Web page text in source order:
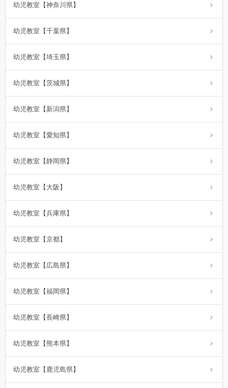
幼児教室【神奈川県】
幼児教室【千葉県】
幼児教室【埼玉県】
幼児教室【茨城県】
幼児教室【新潟県】
幼児教室【愛知県】
幼児教室【静岡県】
幼児教室【大阪】
幼児教室【兵庫県】
幼児教室【京都】
幼児教室【広島県】
幼児教室【福岡県】
幼児教室【長崎県】
幼児教室【熊本県】
幼児教室【鹿児島県】